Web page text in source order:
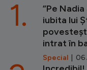
”Pe
iubita lui
intrat în
Special | 06
1.